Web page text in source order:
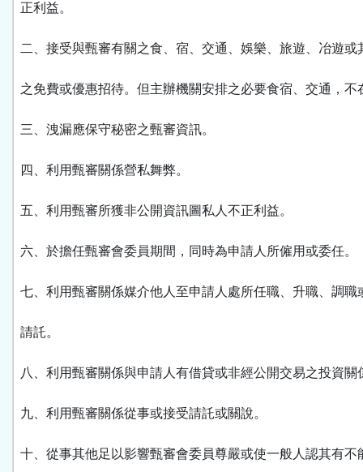
正利益。
二、接受與甄審有關之食、宿、交通、娛樂、旅遊、冶遊或
之免費或優惠招待。但主辦機關安排之必要食宿、交通，不
三、洩漏應保守秘密之甄審資訊。
四、利用甄審關係營私舞弊。
五、利用甄審所獲非公開資訊圖私人不正利益。
六、於擔任甄審會委員期間，同時為申請人所僱用或委任。
七、利用甄審關係媒介他人至申請人處所任職、升職、調職
請託。
八、利用甄審關係與申請人有借貸或非經公開交易之投資關
九、利用甄審關係從事或接受請託或關說。
十、從事其他足以影響甄審會委員尊嚴或使一般人認其有不